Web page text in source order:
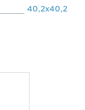
40,2x40,2